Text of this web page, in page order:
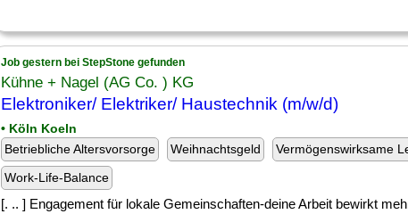
Job gestern bei StepStone gefunden
Kühne + Nagel (AG Co. ) KG
Elektroniker/ Elektriker/ Haustechnik (m/w/d)
• Köln Koeln
Betriebliche Altersvorsorge
Weihnachtsgeld
Vermögenswirksame
Work-Life-Balance
[. .. ] Engagement für lokale Gemeinschaften-deine Arbeit bewirkt